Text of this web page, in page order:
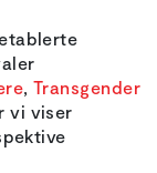
,Transgender
vi viser